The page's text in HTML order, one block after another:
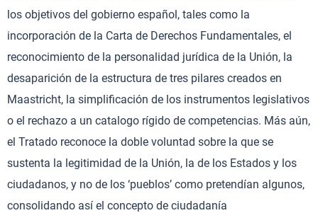
los objetivos del gobierno español, tales como la
incorporación de la Carta de Derechos Fundamentales, el
reconocimiento de la personalidad jurídica de la Unión, la
desaparición de la estructura de tres pilares creados en
Maastricht, la simplificación de los instrumentos legislativos
o el rechazo a un catalogo rígido de competencias. Más aún,
el Tratado reconoce la doble voluntad sobre la que se
sustenta la legitimidad de la Unión, la de los Estados y los
ciudadanos, y no de los ‘pueblos’ como pretendían algunos,
consolidando así el concepto de ciudadanía